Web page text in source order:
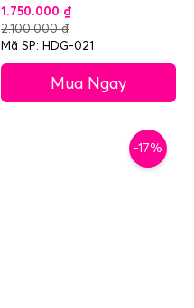
1.750.000 ₫
2.100.000₫
Mã SP: HDG-021
Mua Ngay
-17%